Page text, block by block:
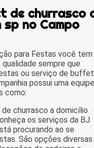
de churrasco
sp no Campo
para Festas você tem
sempre que
ou serviço de buffet
possui uma equipe
como:
churrasco a domicílio
os serviços da BJ
procurando ao se
São opções diversas